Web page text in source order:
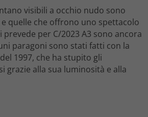
visibili a occhio nudo sono
quelle che offrono uno spettacolo
prevede per C/2023 A3 sono ancora
paragoni sono stati fatti con la
del 1997, che ha stupito gli
grazie alla sua luminosità e alla